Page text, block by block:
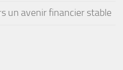
un avenir financier stable